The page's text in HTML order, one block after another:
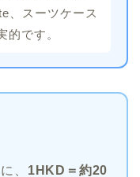
、スーツケース
です。
、 1HKD＝約20